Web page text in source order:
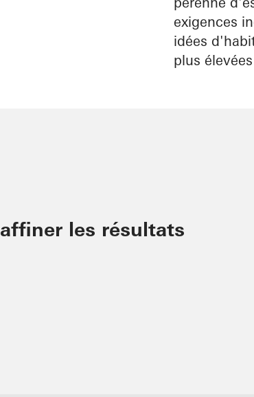
exigences
idées
plus
les résultats